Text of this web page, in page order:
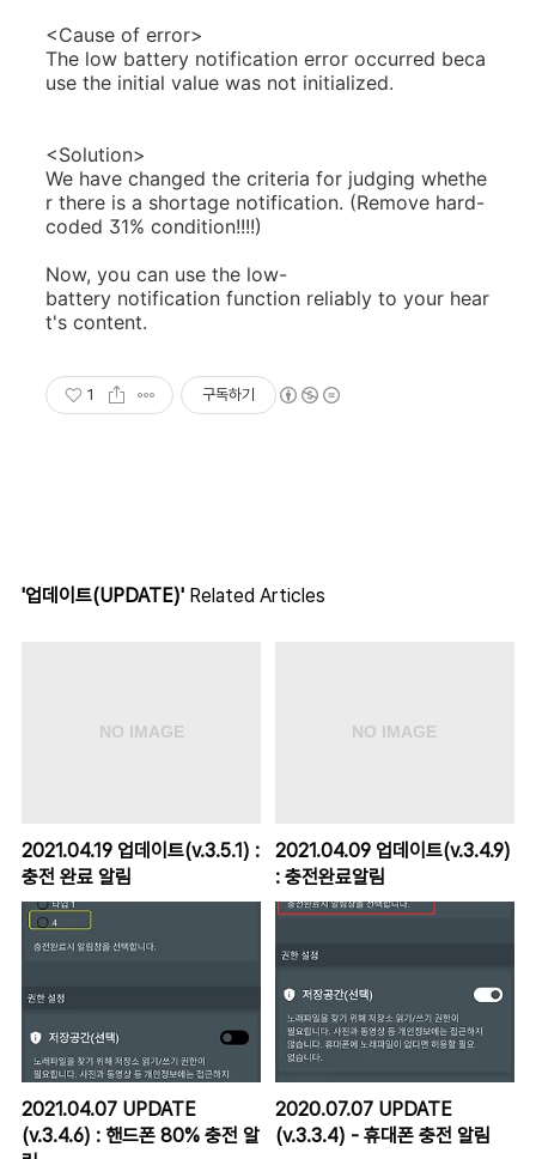
<Cause of error>
The low battery notification error occurred beca
use the initial value was not initialized.
<Solution>
We have changed the criteria for judging whethe
r there is a shortage notification. (Remove hard-
coded 31% condition!!!!)
Now, you can use the low-
battery notification function reliably to your hear
t's content.
1 구독하기
'업데이트(UPDATE)' Related Articles
2021.04.19 업데이트(v.3.5.1) :
충전 완료 알림
2021.04.09 업데이트(v.3.4.9)
: 충전완료알림
2021.04.07 UPDATE
(v.3.4.6) : 핸드폰 80% 충전 알
2020.07.07 UPDATE
(v.3.3.4) - 휴대폰 충전 알림